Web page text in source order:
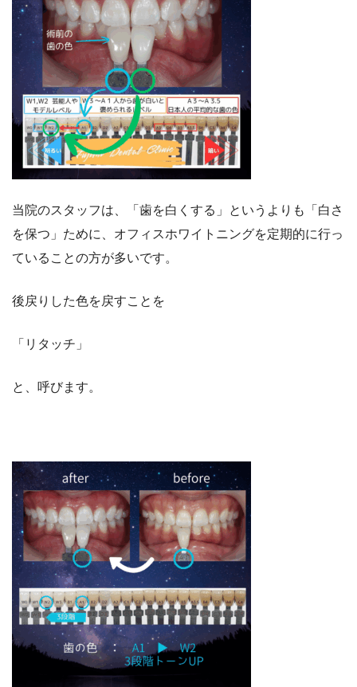
当院のスタッフは、「歯を白くする」というよりも「白さ
を保つ」ために、オフィスホワイトニングを定期的に行っ
ていることの方が多いです。
後戻りした色を戻すことを
「リタッチ」
と、呼びます。